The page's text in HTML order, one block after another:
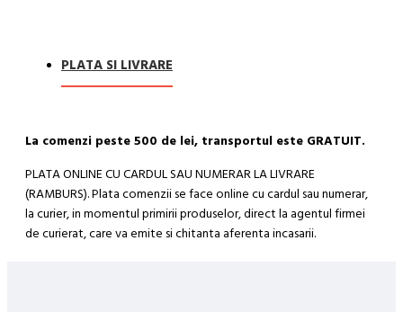
PLATA SI LIVRARE
La comenzi peste 500 de lei, transportul este GRATUIT.
PLATA ONLINE CU CARDUL SAU NUMERAR LA LIVRARE
(RAMBURS). Plata comenzii se face online cu cardul sau numerar,
la curier, in momentul primirii produselor, direct la agentul firmei
de curierat, care va emite si chitanta aferenta incasarii.